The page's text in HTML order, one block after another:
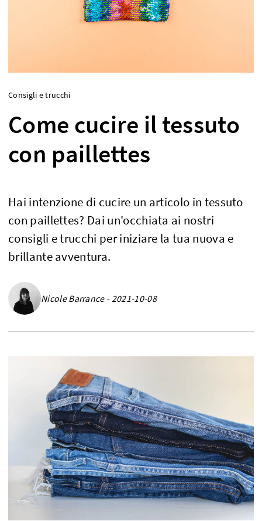
Consigli e trucchi
Come cucire il tessuto
con paillettes
Hai intenzione di cucire un articolo in tessuto
con paillettes? Dai un'occhiata ai nostri
consigli e trucchi per iniziare la tua nuova e
brillante avventura.
Nicole Barrance - 2021-10-08